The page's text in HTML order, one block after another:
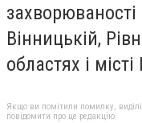
захворюваності
Вінницькій,
областях і місті
Якщо ви помітили помилку,
повідомити про це редакцію